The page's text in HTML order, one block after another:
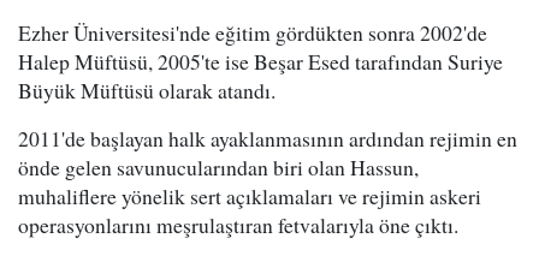
Ezher Üniversitesi'nde eğitim gördükten sonra 2002'de
Halep Müftüsü, 2005'te ise Beşar Esed tarafından Suriye
Büyük Müftüsü olarak atandı.
2011'de başlayan halk ayaklanmasının ardından rejimin en
önde gelen savunucularından biri olan Hassun,
muhaliflere yönelik sert açıklamaları ve rejimin askeri
operasyonlarını meşrulaştıran fetvalarıyla öne çıktı.